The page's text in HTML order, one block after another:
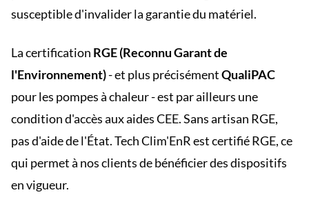
susceptible d'invalider la garantie du matériel.
La certification RGE (Reconnu Garant de
l'Environnement)- et plus précisémentQualiPAC
pour les pompes à chaleur - est par ailleurs une
condition d'accès aux aides CEE. Sans artisan RGE,
pas d'aide de l'État. Tech Clim'EnR est certifié RGE, ce
qui permet à nos clients de bénéficier des dispositifs
en vigueur.